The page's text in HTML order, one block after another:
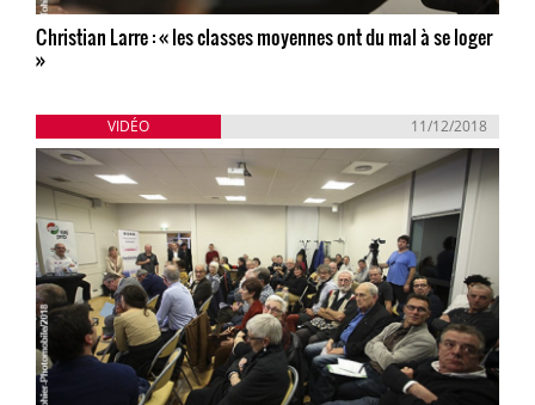
Christian Larre : « les classes moyennes ont du mal à se loger
»
VIDÉO 11/12/2018